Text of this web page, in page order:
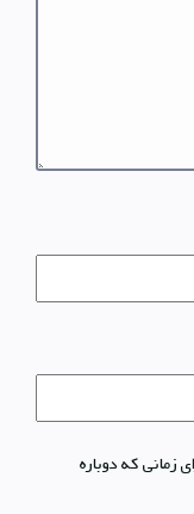
زمانی که دوباره